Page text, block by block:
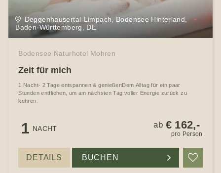
Deggenhausertal-Limpach, Bodensee Hinterland,
Baden-Württemberg, DE
Bodensee Naturhotel Mohren
Zeit für mich
1 Nacht- 2 Tage entspannen & genießenDem Alltag für ein paar
Stunden entfliehen, um am nächsten Tag voller Energie zurück zu
kehren.
1 NACHT ab € 162,-
pro Person
DETAILS BUCHEN